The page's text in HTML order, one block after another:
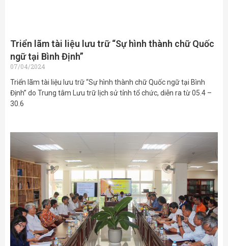
Triển lãm tài liệu lưu trữ “Sự hình thành chữ Quốc
ngữ tại Bình Định”
07/04/2024
Triển lãm tài liệu lưu trữ “Sự hình thành chữ Quốc ngữ tại Bình
Định” do Trung tâm Lưu trữ lịch sử tỉnh tổ chức, diễn ra từ 05.4 –
30.6